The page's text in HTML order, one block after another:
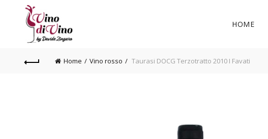
HOME
Home Vino rosso Taurasi DOCG Terzotratto 2010 I Favati